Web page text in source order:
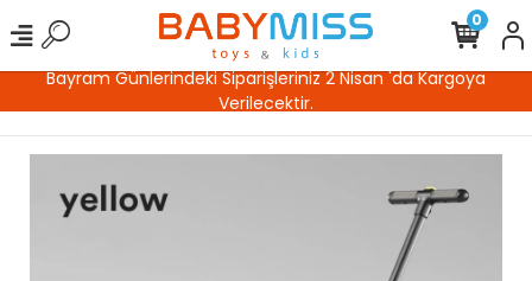
Bayram Günlerindeki Siparişleriniz 2 Nisan 'da Kargoya
Verilecektir.
0